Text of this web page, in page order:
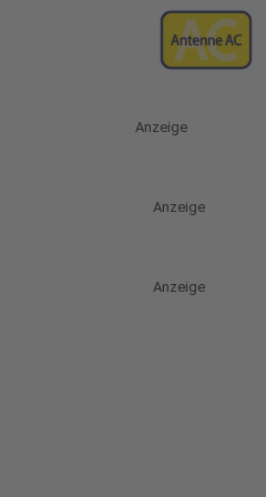
Anzeige
Anzeige
Anzeige